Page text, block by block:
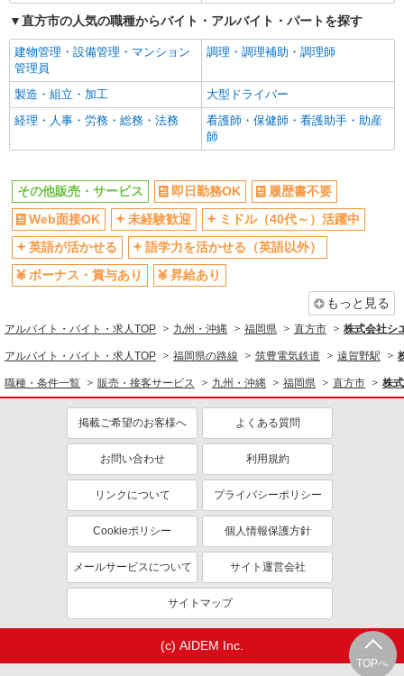
直方市の人気の職種からバイト・アルバイト・パートを探す
建物管理・設備管理・マンション
管理員
調理・調理補助・調理師
製造・組立・加工
大型ドライバー
経理・人事・労務・総務・法務
看護師・保健師・看護助手・助産
師
TOPへ
その他販売・サービス 即日勤務OK
履歴書不要
Web面接OK
未経験歓迎
ミドル（40代～）活躍中
英語が活かせる
語学力を活かせる（英語以外）
ボーナス・賞与あり
昇給あり
もっと見る
アルバイト・バイト・求人TOP 九州・沖縄 福岡県 直方市 株式会社シ
アルバイト・バイト・求人TOP 福岡県の路線 筑豊電気鉄道 遠賀野駅
職種・条件一覧 販売・接客サービス 九州・沖縄 福岡県 直方市 株
掲載ご希望のお客様へ よくある質問
お問い合わせ 利用規約
リンクについて プライバシーポリシー
Cookieポリシー 個人情報保護方針
メールサービスについて サイト運営会社
サイトマップ
(c) AIDEM Inc.